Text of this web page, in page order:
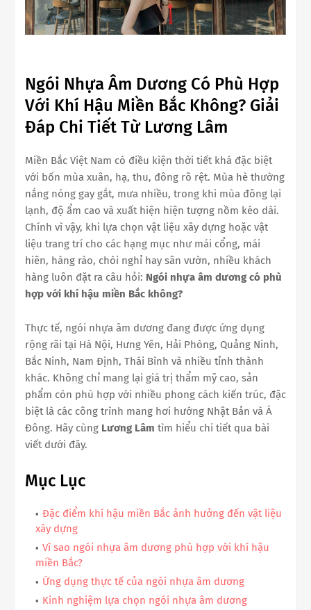
Ngói Nhựa Âm Dương Có Phù Hợp
Với Khí Hậu Miền Bắc Không? Giải
Đáp Chi Tiết Từ Lương Lâm
Miền Bắc Việt Nam có điều kiện thời tiết khá đặc biệt
với bốn mùa xuân, hạ, thu, đông rõ rệt. Mùa hè thường
nắng nóng gay gắt, mưa nhiều, trong khi mùa đông lại
lạnh, độ ẩm cao và xuất hiện hiện tượng nồm kéo dài.
Chính vì vậy, khi lựa chọn vật liệu xây dựng hoặc vật
liệu trang trí cho các hạng mục như mái cổng, mái
hiên, hàng rào, chòi nghỉ hay sân vườn, nhiều khách
hàng luôn đặt ra câu hỏi: Ngói nhựa âm dương có phù
hợp với khí hậu miền Bắc không?
Thực tế, ngói nhựa âm dương đang được ứng dụng
rộng rãi tại Hà Nội, Hưng Yên, Hải Phòng, Quảng Ninh,
Bắc Ninh, Nam Định, Thái Bình và nhiều tỉnh thành
khác. Không chỉ mang lại giá trị thẩm mỹ cao, sản
phẩm còn phù hợp với nhiều phong cách kiến trúc, đặc
biệt là các công trình mang hơi hướng Nhật Bản và Á
Đông. Hãy cùng Lương Lâm tìm hiểu chi tiết qua bài
viết dưới đây.
Mục Lục
Đặc điểm khí hậu miền Bắc ảnh hưởng đến vật liệu
xây dựng
Vì sao ngói nhựa âm dương phù hợp với khí hậu
miền Bắc?
Ứng dụng thực tế của ngói nhựa âm dương
Kinh nghiệm lựa chọn ngói nhựa âm dương